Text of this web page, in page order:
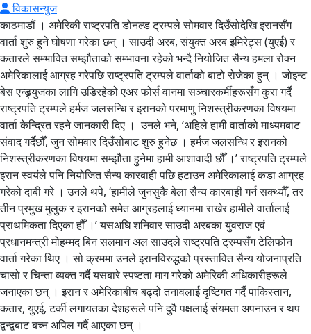
विकासन्युज
काठमाडौं । अमेरिकी राष्ट्रपति डोनल्ड ट्रम्पले सोमवार दिउँसोदेखि इरानसँग
वार्ता शुरु हुने घोषणा गरेका छन् । साउदी अरब, संयुक्त अरब इमिरेट्स (युएई) र
कतारले सम्भावित सम्झौताको सम्भावना रहेको भन्दै नियोजित सैन्य हमला रोक्न
अमेरिकालाई आग्रह गरेपछि राष्ट्रपति ट्रम्पले वार्ताको बाटो रोजेका हुन् । जोइन्ट
बेस एन्ड्र्युजका लागि उडिरहेको एअर फोर्स वानमा सञ्चारकर्मीहरूसँग कुरा गर्दै
राष्ट्रपति ट्रम्पले हर्मज जलसन्धि र इरानको परमाणु निशस्त्रीकरणका विषयमा
वार्ता केन्द्रित रहने जानकारी दिए । उनले भने, ‘अहिले हामी वार्ताको माध्यमबाट
संवाद गर्दैछौँ, जुन सोमवार दिउँसोबाट शुरु हुनेछ । हर्मज जलसन्धि र इरानको
निशस्त्रीकरणका विषयमा सम्झौता हुनेमा हामी आशावादी छौँ ।’ राष्ट्रपति ट्रम्पले
इरान स्वयंले पनि नियोजित सैन्य कारबाही पछि हटाउन अमेरिकालाई कडा आग्रह
गरेको दाबी गरे । उनले थपे, ‘हामीले जुनसुकै बेला सैन्य कारबाही गर्न सक्थ्यौँ, तर
तीन प्रमुख मुलुक र इरानको समेत आग्रहलाई ध्यानमा राखेर हामीले वार्तालाई
प्राथमिकता दिएका हौँ ।’ यसअघि शनिवार साउदी अरबका युवराज एवं
प्रधानमन्त्री मोहम्मद बिन सलमान अल साउदले राष्ट्रपति ट्रम्पसँग टेलिफोन
वार्ता गरेका थिए । सो क्रममा उनले इरानविरुद्धको प्रस्तावित सैन्य योजनाप्रति
चासो र चिन्ता व्यक्त गर्दै यसबारे स्पष्टता माग गरेको अमेरिकी अधिकारीहरूले
जनाएका छन् । इरान र अमेरिकाबीच बढ्दो तनावलाई दृष्टिगत गर्दै पाकिस्तान,
कतार, युएई, टर्की लगायतका देशहरूले पनि दुवै पक्षलाई संयमता अपनाउन र थप
द्वन्द्वबाट बच्न अपिल गर्दै आएका छन् ।